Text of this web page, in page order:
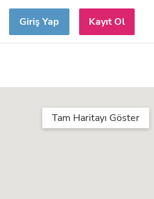
Giriş Yap Kayıt Ol
Tam Haritayı Göster